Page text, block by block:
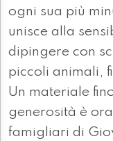
ogni sua più
unisce alla
dipingere con
piccoli animali,
Un materiale
generosità è
famigliari di